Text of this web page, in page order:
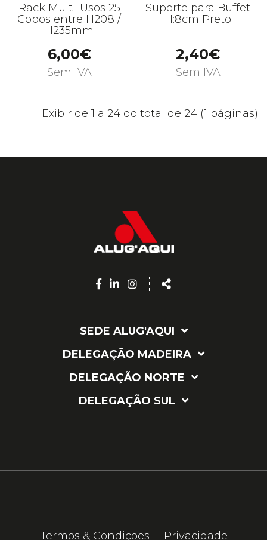
Rack Multi-Usos 25
Copos entre H208 /
H235mm
6,00€
Sem IVA
Suporte para Buffet
H:8cm Preto
2,40€
Sem IVA
Exibir de 1 a 24 do total de 24 (1 páginas)
Facebook
Linkedin
Instagram
Share
SEDE ALUG'AQUI
DELEGAÇÃO MADEIRA
DELEGAÇÃO NORTE
DELEGAÇÃO SUL
Termos & Condições Privacidade